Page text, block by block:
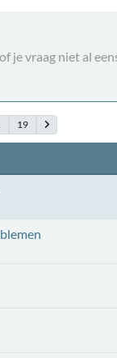
je vraag niet al
19